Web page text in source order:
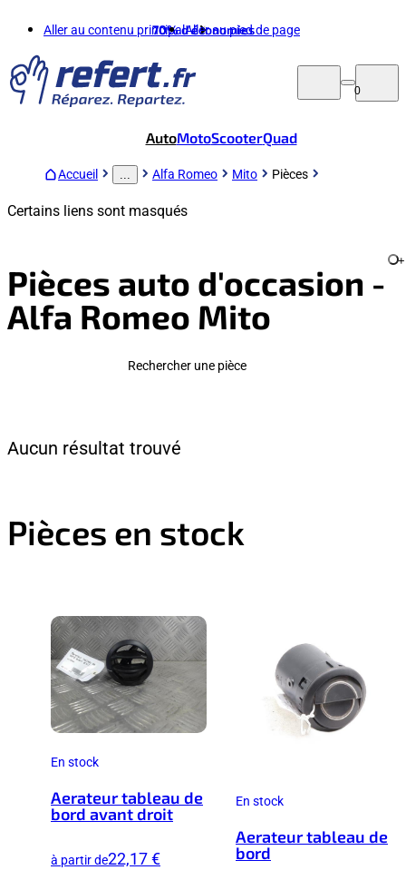
Aller au contenu principalAller au pied de page
70%d'économies
0
AutoMotoScooterQuad
Accueil Alfa Romeo Mito Pièces
Certains liens sont masqués
Pièces auto d'occasion -
Alfa Romeo Mito
+
Rechercher une pièce
Aucun résultat trouvé
Pièces en stock
En stock
Aerateur tableau de
bord avant droit
à partir de22,17 €
En stock
Aerateur tableau de
bord